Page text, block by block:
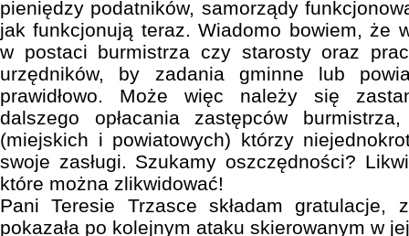
pieniędzy podatników, samorządy
jak funkcjonują teraz. Wiadomo bowiem, że
w postaci burmistrza czy starosty oraz
urzędników, by zadania gminne lub
prawidłowo. Może więc należy się
dalszego opłacania zastępców
(miejskich i powiatowych) którzy
swoje zasługi. Szukamy oszczędności?
które można zlikwidować!
Pani Teresie Trzasce składam gratulacje,
pokazała po kolejnym ataku skierowanym w